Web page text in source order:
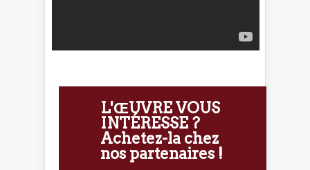
L'ŒUVRE VOUS
INTÉRESSE ?
Achetez-la chez
nos partenaires !